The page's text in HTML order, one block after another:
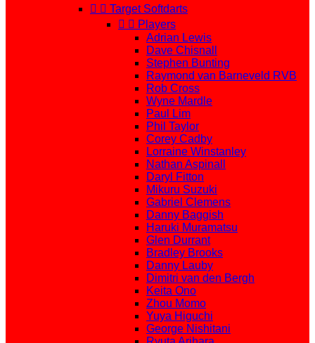
  Target Softdarts
  Players
Adrian Lewis
Dave Chisnall
Stephen Bunting
Raymond van Barneveld RVB
Rob Cross
Wyne Mardle
Paul Lim
Phil Taylor
Corey Cadby
Lorraine Winstanley
Nathan Aspinall
Daryl Fitton
Mikuru Suzuki
Gabriel Clemens
Danny Baggish
Haruki Muramatsu
Glen Durrant
Bradley Brooks
Danny Lauby
Dimitri van den Bergh
Keita Ono
Zhou Momo
Yuya Higuchi
George Nishitani